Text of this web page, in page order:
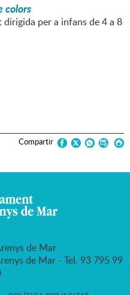
colors
per a infans de 4 a 8
Compartir
de Mar
de Mar - Tel. 93 795 99